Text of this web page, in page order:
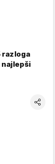
razloga
najlepši